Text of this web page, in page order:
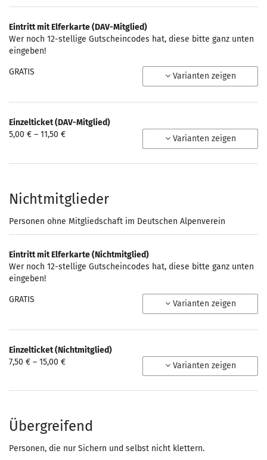
Eintritt mit Elferkarte (DAV-Mitglied)
Wer noch 12-stellige Gutscheincodes hat, diese bitte ganz unten
eingeben!
GRATIS Varianten zeigen
Einzelticket (DAV-Mitglied)
von
5,00 € – 11,50 € Varianten zeigen
Nichtmitglieder
Personen ohne Mitgliedschaft im Deutschen Alpenverein
Eintritt mit Elferkarte (Nichtmitglied)
Wer noch 12-stellige Gutscheincodes hat, diese bitte ganz unten
eingeben!
GRATIS Varianten zeigen
Einzelticket (Nichtmitglied)
von
7,50 € – 15,00 € Varianten zeigen
Übergreifend
Personen, die nur Sichern und selbst nicht klettern.